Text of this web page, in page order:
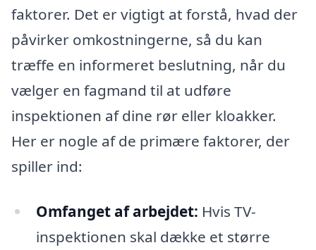
faktorer. Det er vigtigt at forstå, hvad der
påvirker omkostningerne, så du kan
træffe en informeret beslutning, når du
vælger en fagmand til at udføre
inspektionen af dine rør eller kloakker.
Her er nogle af de primære faktorer, der
spiller ind:
Omfanget af arbejdet: Hvis TV-
inspektionen skal dække et større